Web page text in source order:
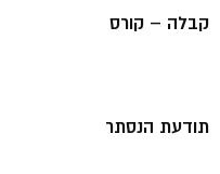
קבלה – קורס
תודעת הנסתר